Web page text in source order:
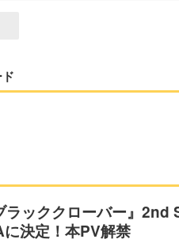
ラッククローバー』2nd
決定！本PV解禁